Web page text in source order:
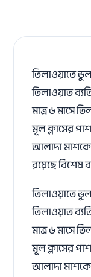
তিলাওয়াতে
তিলাওয়াত
মাত্র ৬ মাসে
মূল ক্লাসের
আলাদা
রয়েছে বিশেষ
তিলাওয়াতে
তিলাওয়াত
মাত্র ৬ মাসে
মূল ক্লাসের
আলাদা